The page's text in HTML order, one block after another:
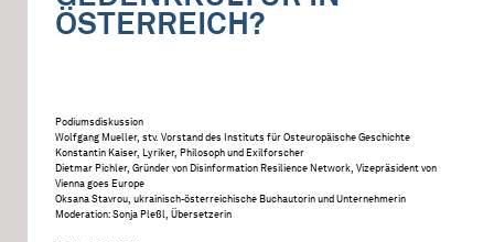
ÖSTERREICH?
Podiumsdiskussion
Wolfgang Mueller, stv. Vorstand des Instituts für Osteuropäische Geschichte
Konstantin Kaiser, Lyriker, Philosoph und Exilforscher
Dietmar Pichler, Gründer von Disinformation Resilience Network, Vizepräsident von
Vienna goes Europe
Oksana Stavrou, ukrainisch-österreichische Buchautorin und Unternehmerin
Moderation: Sonja Pleßl, Übersetzerin